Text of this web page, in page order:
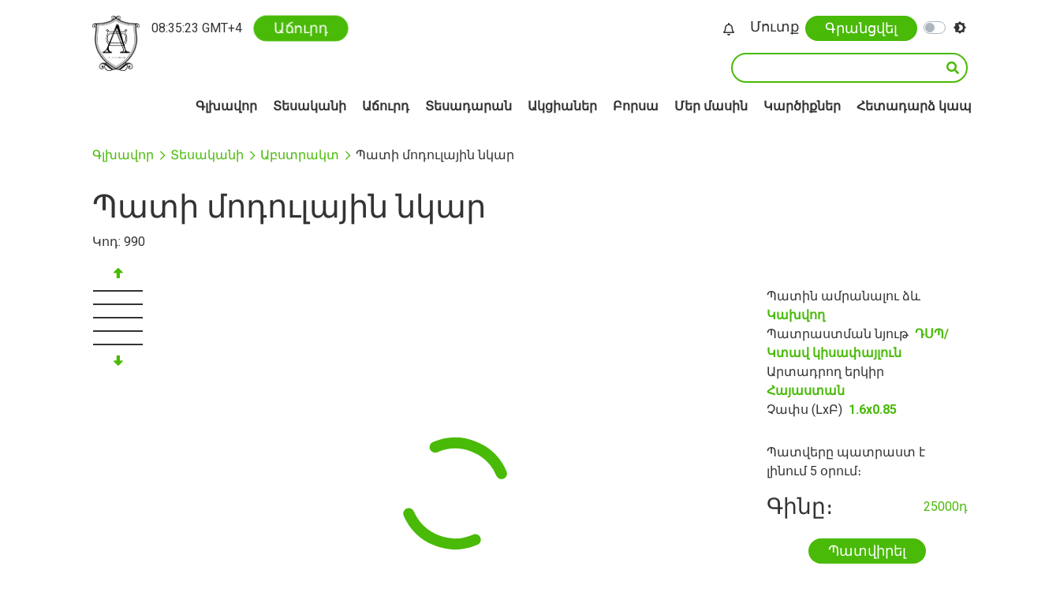
08:35:23 GMT+4 Աճուրդ Մուտք Գրանցվել
Գլխավոր Տեսականի Աճուրդ Տեսադարան Ակցիաներ Բորսա Մեր մասին Կարծիքներ Հետադարձ կապ
Գլխավոր Տեսականի Աբստրակտ Պատի մոդուլային նկար
Պատի մոդուլային նկար
Կոդ: 990
Պատին ամրանալու ձև
Կախվող
Պատրաստման նյութ ԴՍՊ/
Կտավ կիսափայլուն
Արտադրող երկիր
Հայաստան
Չափս (ԼxԲ) 1.6x0.85
Պատվերը պատրաստ է
լինում 5 օրում։
Գինը։ 25000դ
Պատվիրել